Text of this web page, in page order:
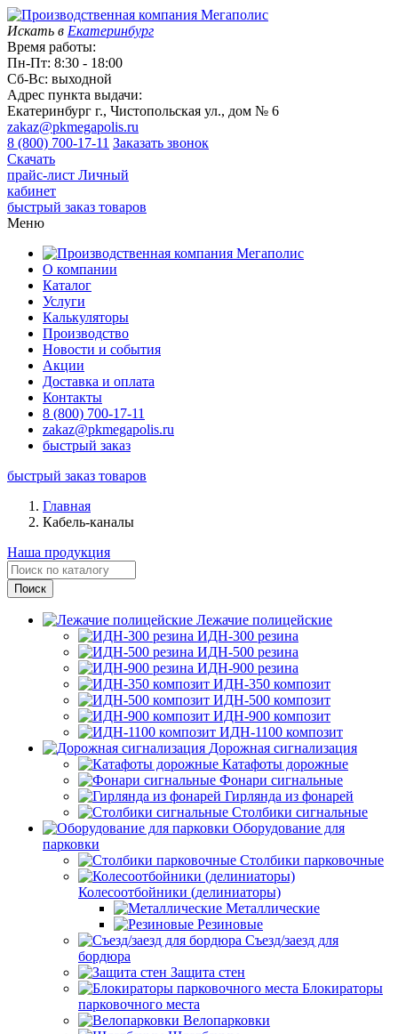
Искать в Екатеринбург
Время работы:
Пн-Пт: 8:30 - 18:00
Сб-Вс: выходной
Адрес пункта выдачи:
Екатеринбург г., Чистопольская ул., дом № 6
zakaz@pkmegapolis.ru
8 (800) 700-17-11 Заказать звонок
Скачать
прайс-лист Личный
кабинет
быстрый заказ товаров
Меню
О компании
Каталог
Услуги
Калькуляторы
Производство
Новости и события
Акции
Доставка и оплата
Контакты
8 (800) 700-17-11
zakaz@pkmegapolis.ru
быстрый заказ
быстрый заказ товаров
Главная
Кабель-каналы
Наша продукция
Лежачие полицейские
ИДН-300 резина
ИДН-500 резина
ИДН-900 резина
ИДН-350 композит
ИДН-500 композит
ИДН-900 композит
ИДН-1100 композит
Дорожная сигнализация
Катафоты дорожные
Фонари сигнальные
Гирлянда из фонарей
Столбики сигнальные
Оборудование для
парковки
Столбики парковочные
Колесоотбойники (делиниаторы)
Металлические
Резиновые
Съезд/заезд для
бордюра
Защита стен
Блокираторы
парковочного места
Велопарковки